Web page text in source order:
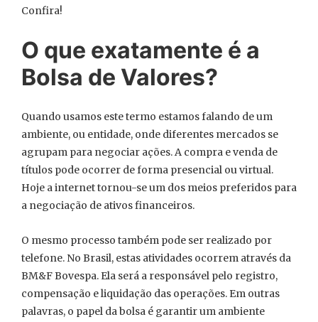
Confira!
O que exatamente é a
Bolsa de Valores?
Quando usamos este termo estamos falando de um
ambiente, ou entidade, onde diferentes mercados se
agrupam para negociar ações. A compra e venda de
títulos pode ocorrer de forma presencial ou virtual.
Hoje a internet tornou-se um dos meios preferidos para
a negociação de ativos financeiros.
O mesmo processo também pode ser realizado por
telefone. No Brasil, estas atividades ocorrem através da
BM&F Bovespa. Ela será a responsável pelo registro,
compensação e liquidação das operações. Em outras
palavras, o papel da bolsa é garantir um ambiente